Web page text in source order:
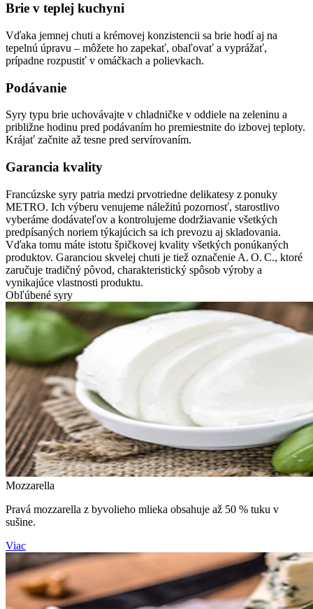
Brie v teplej kuchyni
Vďaka jemnej chuti a krémovej konzistencii sa brie hodí aj na
tepelnú úpravu – môžete ho zapekať, obaľovať a vyprážať,
prípadne rozpustiť v omáčkach a polievkach.
Podávanie
Syry typu brie uchovávajte v chladničke v oddiele na zeleninu a
približne hodinu pred podávaním ho premiestnite do izbovej teploty.
Krájať začnite až tesne pred servírovaním.
Garancia kvality
Francúzske syry patria medzi prvotriedne delikatesy z ponuky
METRO. Ich výberu venujeme náležitú pozornosť, starostlivo
vyberáme dodávateľov a kontrolujeme dodržiavanie všetkých
predpísaných noriem týkajúcich sa ich prevozu aj skladovania.
Vďaka tomu máte istotu špičkovej kvality všetkých ponúkaných
produktov. Garanciou skvelej chuti je tiež označenie A. O. C., ktoré
zaručuje tradičný pôvod, charakteristický spôsob výroby a
vynikajúce vlastnosti produktu.
Obľúbené syry
Mozzarella
Pravá mozzarella z byvolieho mlieka obsahuje až 50 % tuku v
sušine.
Viac